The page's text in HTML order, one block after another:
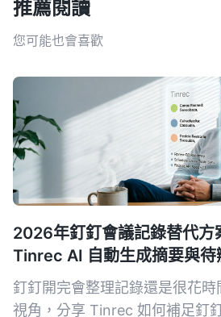
推薦閱讀
您可能也會喜歡
2026年釘釘會議記錄替代方
Tinrec AI 自動生成摘要與待
釘釘開完會整理記錄還是很花
視角，分享 Tinrec 如何補足釘